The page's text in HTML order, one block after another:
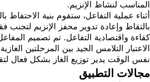
المناسب لنشاط الإنزيم.
أثناء عملية التفاعل، ستقوم بنية الاحتفاظ
بالتقاط وإعادة تدوير محفز الإنزيم لتجنب
كفاءة واقتصادية التفاعل. تم تصميم
الاعتبار التلامس الجيد بين المرحلتين
نفس الوقت يدير توزيع الغاز بشكل فعال
مجالات التطبيق